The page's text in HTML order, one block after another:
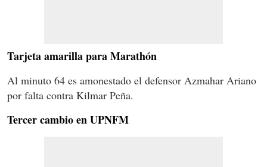
Tarjeta amarilla para Marathón
Al minuto 64 es amonestado el defensor Azmahar Ariano
por falta contra Kilmar Peña.
Tercer cambio en UPNFM